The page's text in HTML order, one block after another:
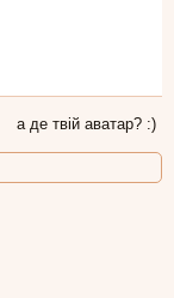
а де твій аватар? :)